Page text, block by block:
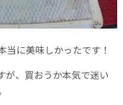
当に美味しかったです！
が、買おうか本気で迷い